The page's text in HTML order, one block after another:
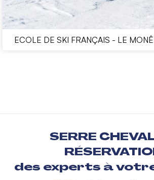
ECOLE DE SKI FRANÇAIS - LE
SERRE
des experts à